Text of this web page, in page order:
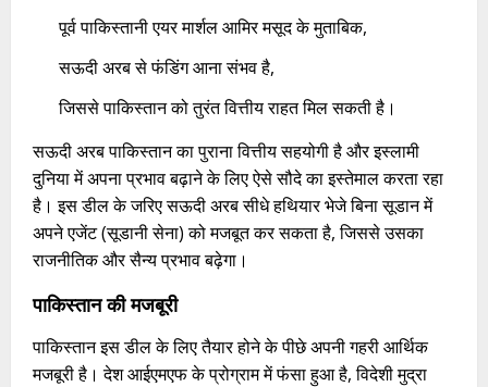
पूर्व पाकिस्तानी एयर मार्शल आमिर मसूद के मुताबिक,
सऊदी अरब से फंडिंग आना संभव है,
जिससे पाकिस्तान को तुरंत वित्तीय राहत मिल सकती है।​
सऊदी अरब पाकिस्तान का पुराना वित्तीय सहयोगी है और इस्लामी
दुनिया में अपना प्रभाव बढ़ाने के लिए ऐसे सौदे का इस्तेमाल करता रहा
है। इस डील के जरिए सऊदी अरब सीधे हथियार भेजे बिना सूडान में
अपने एजेंट (सूडानी सेना) को मजबूत कर सकता है, जिससे उसका
राजनीतिक और सैन्य प्रभाव बढ़ेगा।
पाकिस्तान की मजबूरी
पाकिस्तान इस डील के लिए तैयार होने के पीछे अपनी गहरी आर्थिक
मजबूरी है। देश आईएमएफ के प्रोग्राम में फंसा हुआ है, विदेशी मुद्रा